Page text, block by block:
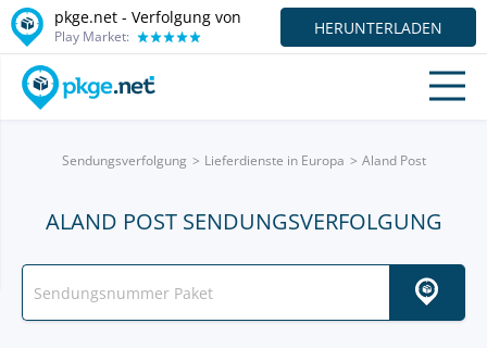
pkge.net - Verfolgung von
Play Market: HERUNTERLADEN
Sendungsverfolgung Lieferdienste in Europa Aland Post
ALAND POST SENDUNGSVERFOLGUNG